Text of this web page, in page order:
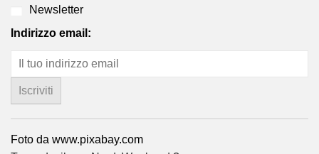
Newsletter
Indirizzo email:
Foto da www.pixabay.com